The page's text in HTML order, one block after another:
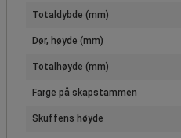
Totaldybde (mm)
Dør, høyde (mm)
Totalhøyde (mm)
Farge på skapstammen
Skuffens høyde